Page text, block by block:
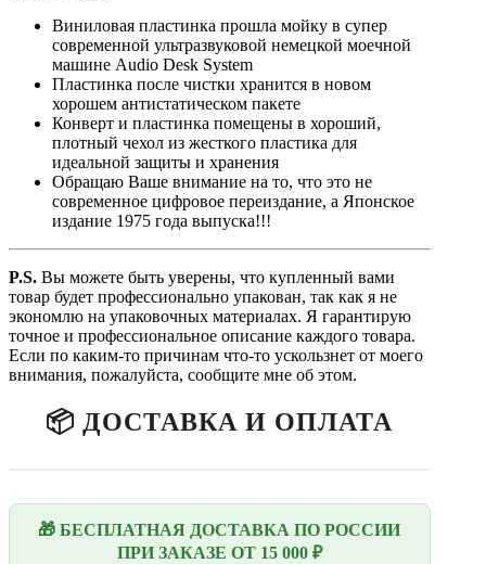
Виниловая пластинка прошла мойку в супер
современной ультразвуковой немецкой моечной
машине Audio Desk System
Пластинка после чистки хранится в новом
хорошем антистатическом пакете
Конверт и пластинка помещены в хороший,
плотный чехол из жесткого пластика для
идеальной защиты и хранения
Обращаю Ваше внимание на то, что это не
современное цифровое переиздание, а Японское
издание 1975 года выпуска!!!
P.S. Вы можете быть уверены, что купленный вами
товар будет профессионально упакован, так как я не
экономлю на упаковочных материалах. Я гарантирую
точное и профессиональное описание каждого товара.
Если по каким-то причинам что-то ускользнет от моего
внимания, пожалуйста, сообщите мне об этом.
📦 ДОСТАВКА И ОПЛАТА
🎁 БЕСПЛАТНАЯ ДОСТАВКА ПО РОССИИ
ПРИ ЗАКАЗЕ ОТ 15 000 ₽